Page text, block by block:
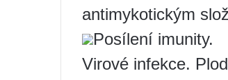
antimykotickým
Posílení imunity.
Virové infekce.